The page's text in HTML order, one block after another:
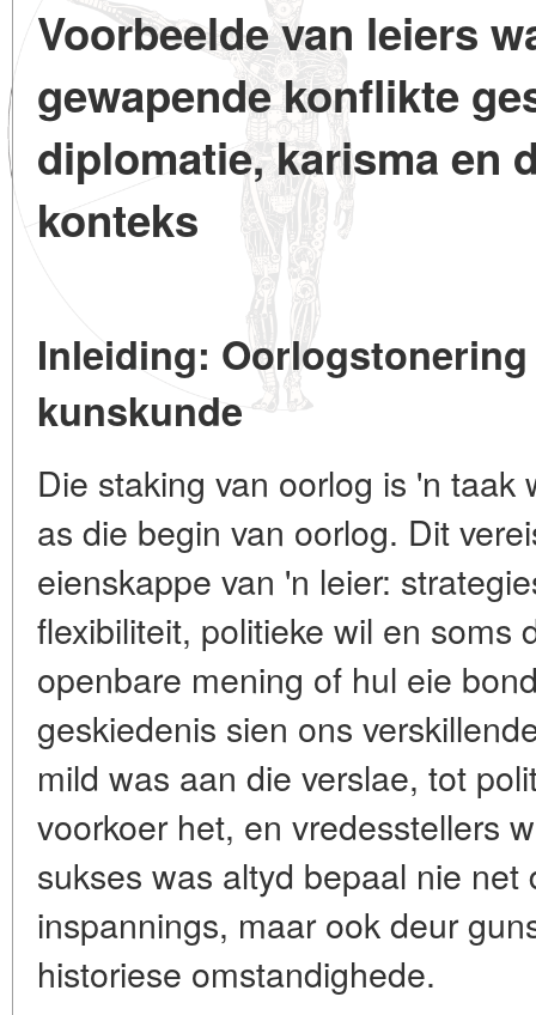
Voorbeelde van leiers
gewapende konflikte
diplomatie, karisma en
konteks
Inleiding:
kunskunde
Die staking van oorlog is 'n taak
as die begin van oorlog. Dit
eienskappe van 'n leier:
flexibiliteit, politieke wil en soms
openbare mening of hul eie
geskiedenis sien ons
mild was aan die verslae, tot
voorkoer het, en vredesstellers
sukses was altyd bepaal nie net
inspannings, maar ook deur
historiese omstandighede.